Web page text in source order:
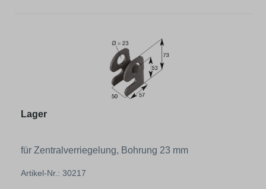
Lager
für Zentralverriegelung, Bohrung 23 mm
Artikel-Nr.: 30217